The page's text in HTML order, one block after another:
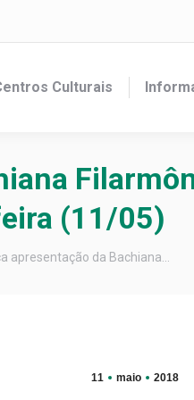
Culturais
(11/05)
apresentação da Bachiana…
11 maio 2018